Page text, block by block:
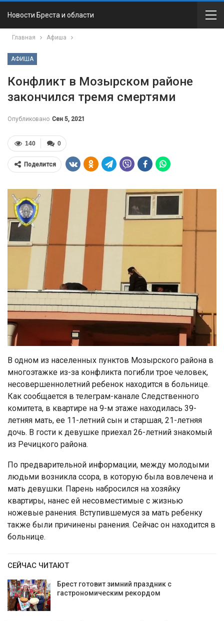
Новости Бреста и области
Главная Афиша
АФИША
Конфликт в Мозырском районе
закончился тремя смертями
Опубликовано Сен 5, 2021
0
140
Поделится
В одном из населенных пунктов Мозырского района в
многоэтажке из-за конфликта погибли трое человек,
несовершеннолетний ребенок находится в больнице.
Как сообщается в телеграм-канале Следственного
комитета, в квартире на 9-м этаже находилась 39-
летняя мать, ее 11-летний сын и старшая, 21-летняя
дочь. В гости к девушке приехал 26-летний знакомый
из Речицкого района.
По предварительной информации, между молодыми
людьми возникла ссора, в которую была вовлечена и
мать девушки. Парень набросился на хозяйку
квартиры, нанес ей несовместимые с жизнью
ножевые ранения. Вступившемуся за мать ребенку
также были причинены ранения. Сейчас он находится в
больнице.
СЕЙЧАС ЧИТАЮТ
Брест готовит зимний праздник с
гастрономическим рекордом